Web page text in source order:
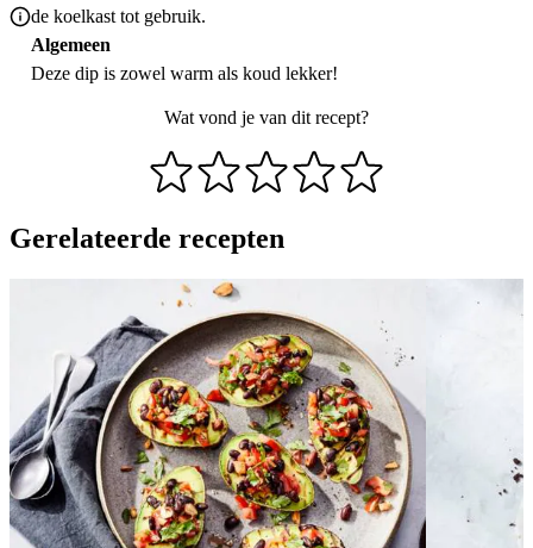
de koelkast tot gebruik.
Algemeen
Deze dip is zowel warm als koud lekker!
Wat vond je van dit recept?
Gerelateerde recepten